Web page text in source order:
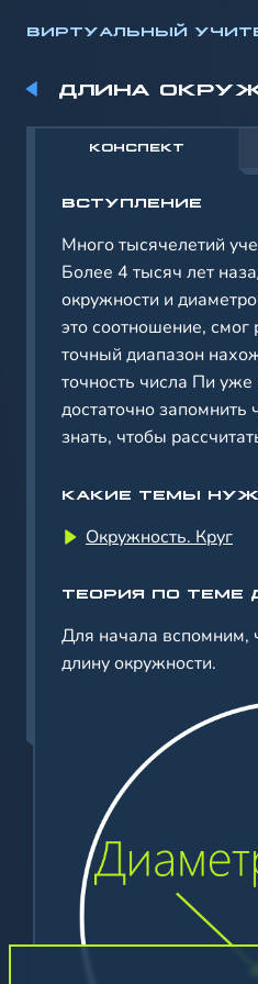
ВИРТУАЛЬНЫЙ
ДЛИНА
ВСТУПЛЕНИЕ
Много тысячелетий
Более 4 тысяч лет
окружности и
это соотношение,
точный диапазон
точность числа Пи
достаточно
знать, чтобы
КАКИЕ ТЕМЫ
Окружность. Круг
ТЕОРИЯ ПО ТЕМЕ
Для начала вспомним,
длину окружности.
КОНСПЕКТ